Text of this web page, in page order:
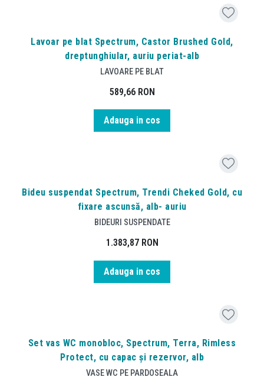
Lavoar pe blat Spectrum, Castor Brushed Gold,
dreptunghiular, auriu periat-alb
LAVOARE PE BLAT
589,66 RON
Adauga in cos
Bideu suspendat Spectrum, Trendi Cheked Gold, cu
fixare ascunsă, alb- auriu
BIDEURI SUSPENDATE
1.383,87 RON
Adauga in cos
Set vas WC monobloc, Spectrum, Terra, Rimless
Protect, cu capac și rezervor, alb
VASE WC PE PARDOSEALA